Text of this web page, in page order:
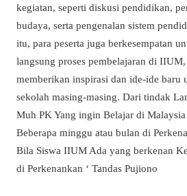
kegiatan, seperti diskusi pendidikan,
budaya, serta pengenalan sistem
itu, para peserta juga berkesempatan
langsung proses pembelajaran di
memberikan inspirasi dan ide-ide baru
sekolah masing-masing. Dari tindak
Muh PK Yang ingin Belajar di
Beberapa minggu atau bulan di
Bila Siswa IIUM Ada yang berkenan
di Perkenankan ‘ Tandas Pujiono